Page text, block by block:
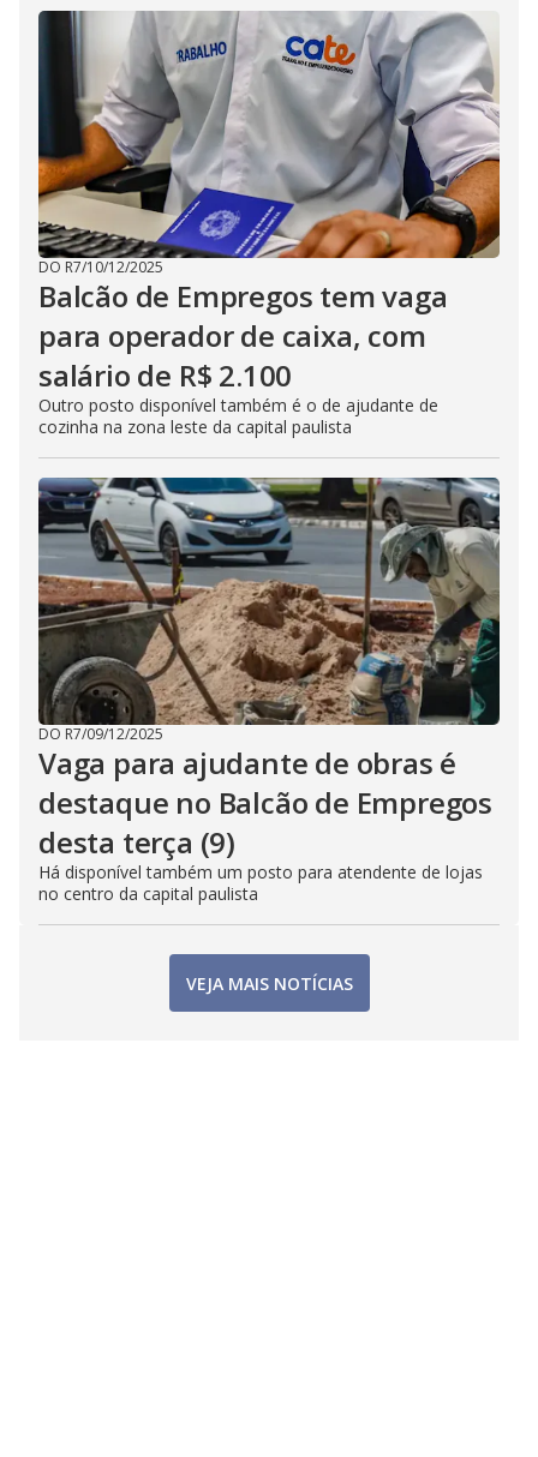
DO R7/10/12/2025
Balcão de Empregos tem vaga
para operador de caixa, com
salário de R$ 2.100
Outro posto disponível também é o de ajudante de
cozinha na zona leste da capital paulista
DO R7/09/12/2025
Vaga para ajudante de obras é
destaque no Balcão de Empregos
desta terça (9)
Há disponível também um posto para atendente de lojas
no centro da capital paulista
VEJA MAIS NOTÍCIAS